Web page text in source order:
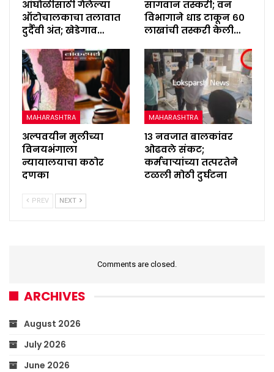
आंघोळीसाठी गेलेल्या
ऑटोचालकाचा तलावात
दुर्दैवी अंत; खेडेगाव…
सागवान तस्करी; वन
विभागाने धाड टाकून ६०
लाखांची तस्करी केली…
MAHARASHTRA
अल्पवयीन मुलीच्या
विनयभंगाला
न्यायालयाचा कठोर
दणका
MAHARASHTRA
१३ नवजात बालकांवर
ओढवले संकट;
कर्मचाऱ्यांच्या तत्परतेने
टळली मोठी दुर्घटना
PREV NEXT
Comments are closed.
ARCHIVES
August 2026
July 2026
June 2026